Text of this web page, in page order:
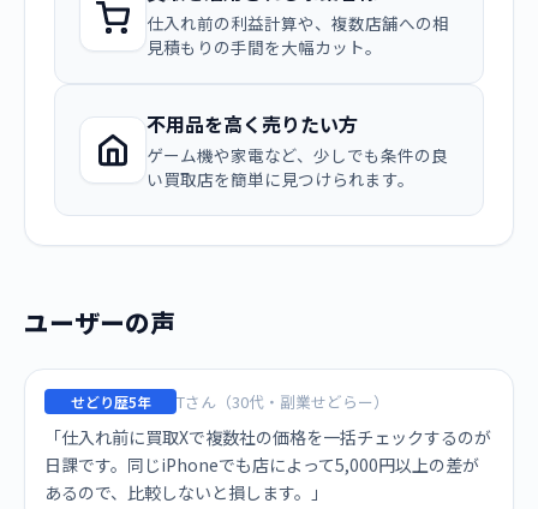
仕入れ前の利益計算や、複数店舗への相
見積もりの手間を大幅カット。
不用品を高く売りたい方
ゲーム機や家電など、少しでも条件の良
い買取店を簡単に見つけられます。
ユーザーの声
せどり歴5年 Tさん（30代・副業せどらー）
「仕入れ前に買取Xで複数社の価格を一括チェックするのが
日課です。同じiPhoneでも店によって5,000円以上の差が
あるので、比較しないと損します。」